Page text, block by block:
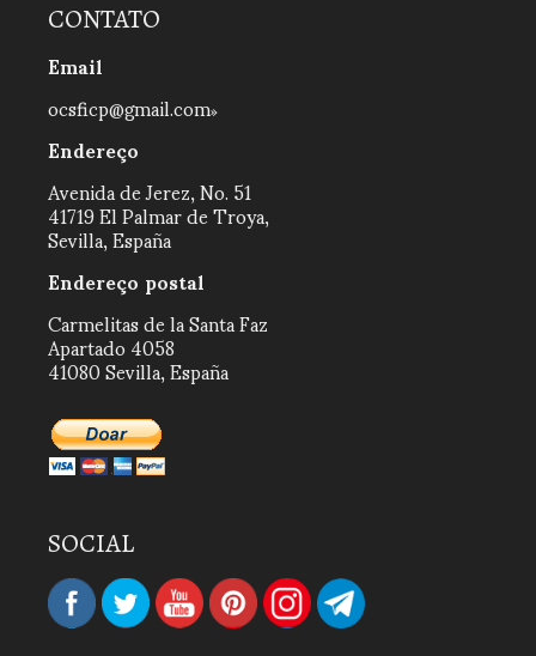
CONTATO
Email
ocsficp@gmail.com
Endereço
Avenida de Jerez, No. 51
41719 El Palmar de Troya,
Sevilla, España
Endereço postal
Carmelitas de la Santa Faz
Apartado 4058
41080 Sevilla, España
SOCIAL